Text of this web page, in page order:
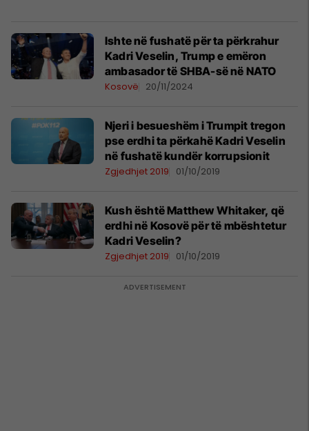
Ishte në fushatë për ta përkrahur
Kadri Veselin, Trump e emëron
ambasador të SHBA-së në NATO
Kosovë 20/11/2024
Njeri i besueshëm i Trumpit tregon
pse erdhi ta përkahë Kadri Veselin
në fushatë kundër korrupsionit
Zgjedhjet 2019 01/10/2019
Kush është Matthew Whitaker, që
erdhi në Kosovë për të mbështetur
Kadri Veselin?
Zgjedhjet 2019 01/10/2019